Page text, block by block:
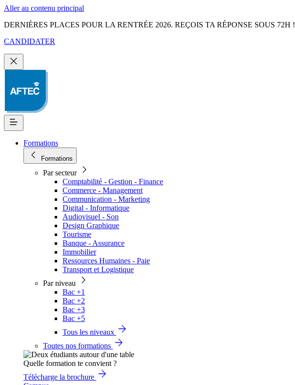
Aller au contenu principal
DERNIÈRES PLACES POUR LA RENTRÉE 2026. REÇOIS TA RÉPONSE SOUS 72H !
CANDIDATER
Formations
Formations
Par secteur
Comptabilité - Gestion - Finance
Commerce - Management
Communication - Marketing
Digital - Informatique
Audiovisuel - Son
Design Graphique
Tourisme
Banque - Assurance
Immobilier
Ressources Humaines - Paie
Transport et Logistique
Par niveau
Bac +1
Bac +2
Bac +3
Bac +5
Tous les niveaux
Toutes nos formations
Quelle formation te convient ?
Télécharge la brochure